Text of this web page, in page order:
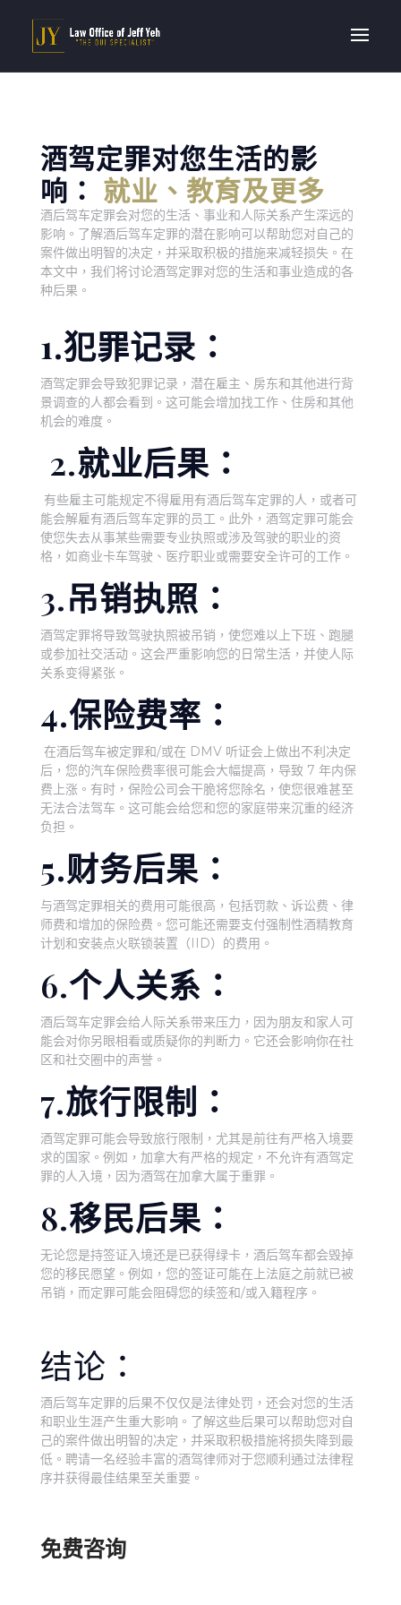
酒驾定罪对您生活的影
响： 就业、教育及更多
酒后驾车定罪会对您的生活、事业和人际关系产生深远的
影响。了解酒后驾车定罪的潜在影响可以帮助您对自己的
案件做出明智的决定，并采取积极的措施来减轻损失。在
本文中，我们将讨论酒驾定罪对您的生活和事业造成的各
种后果。
1.犯罪记录：
酒驾定罪会导致犯罪记录，潜在雇主、房东和其他进行背
景调查的人都会看到。这可能会增加找工作、住房和其他
机会的难度。
2.就业后果：
有些雇主可能规定不得雇用有酒后驾车定罪的人，或者可
能会解雇有酒后驾车定罪的员工。此外，酒驾定罪可能会
使您失去从事某些需要专业执照或涉及驾驶的职业的资
格，如商业卡车驾驶、医疗职业或需要安全许可的工作。
3.吊销执照：
酒驾定罪将导致驾驶执照被吊销，使您难以上下班、跑腿
或参加社交活动。这会严重影响您的日常生活，并使人际
关系变得紧张。
4.保险费率：
在酒后驾车被定罪和/或在 DMV 听证会上做出不利决定
后，您的汽车保险费率很可能会大幅提高，导致 7 年内保
费上涨。有时，保险公司会干脆将您除名，使您很难甚至
无法合法驾车。这可能会给您和您的家庭带来沉重的经济
负担。
5.财务后果：
与酒驾定罪相关的费用可能很高，包括罚款、诉讼费、律
师费和增加的保险费。您可能还需要支付强制性酒精教育
计划和安装点火联锁装置（IID）的费用。
6.个人关系：
酒后驾车定罪会给人际关系带来压力，因为朋友和家人可
能会对你另眼相看或质疑你的判断力。它还会影响你在社
区和社交圈中的声誉。
7.旅行限制：
酒驾定罪可能会导致旅行限制，尤其是前往有严格入境要
求的国家。例如，加拿大有严格的规定，不允许有酒驾定
罪的人入境，因为酒驾在加拿大属于重罪。
8.移民后果：
无论您是持签证入境还是已获得绿卡，酒后驾车都会毁掉
您的移民愿望。例如，您的签证可能在上法庭之前就已被
吊销，而定罪可能会阻碍您的续签和/或入籍程序。
结论：
酒后驾车定罪的后果不仅仅是法律处罚，还会对您的生活
和职业生涯产生重大影响。了解这些后果可以帮助您对自
己的案件做出明智的决定，并采取积极措施将损失降到最
低。聘请一名经验丰富的酒驾律师对于您顺利通过法律程
序并获得最佳结果至关重要。
免费咨询